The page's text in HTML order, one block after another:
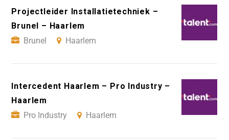
Projectleider Installatietechniek –
Brunel – Haarlem
Brunel
Haarlem
Intercedent Haarlem – Pro Industry –
Haarlem
Pro Industry
Haarlem